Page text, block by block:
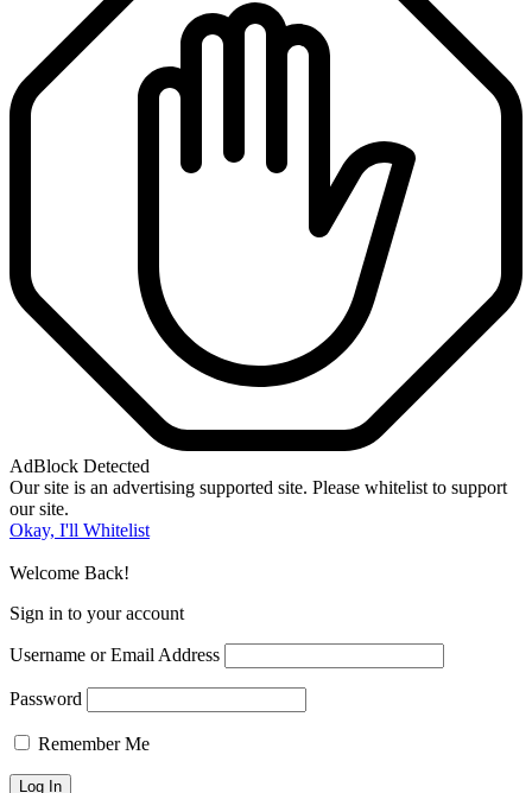
AdBlock Detected
Our site is an advertising supported site. Please whitelist to support
our site.
Okay, I'll Whitelist
Welcome Back!
Sign in to your account
Username or Email Address
Password
Remember Me